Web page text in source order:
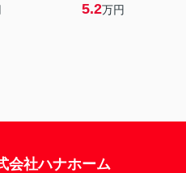
5.2万円
会社ハナホーム